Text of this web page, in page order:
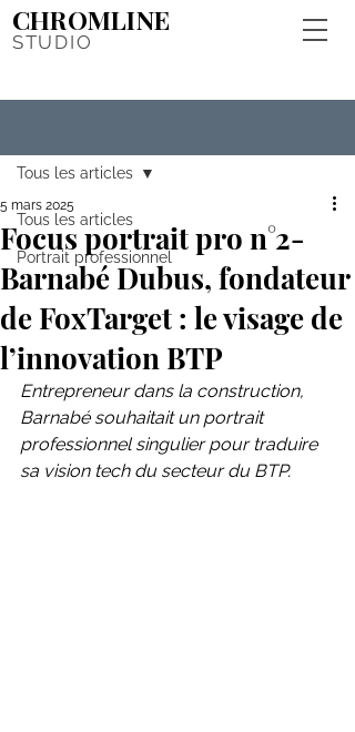
STUDIO
CHROMLINE
Tous les articles
Portrait professionnel
Tous les articles
Focus portrait pro n°2-
Barnabé Dubus, fondateur
de FoxTarget : le visage de
l’innovation BTP
5 mars 2025
Entrepreneur dans la construction,
Barnabé souhaitait un portrait
professionnel singulier pour traduire
sa vision tech du secteur du BTP.